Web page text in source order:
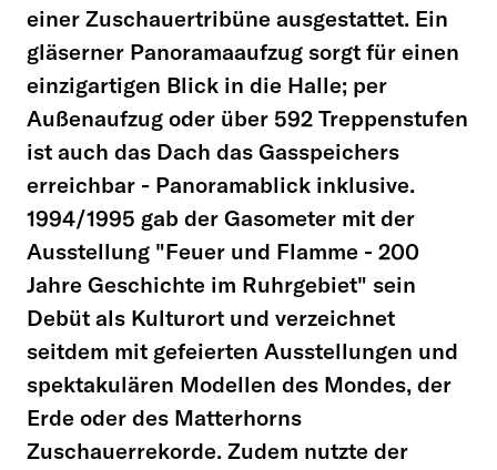
einer Zuschauertribüne ausgestattet. Ein
gläserner Panoramaaufzug sorgt für einen
einzigartigen Blick in die Halle; per
Außenauf­zug oder über 592 Treppenstufen
ist auch das Dach das Gasspeichers
erreichbar - Panoramablick inklusive.
1994/1995 gab der Gasometer mit der
Ausstellung "Feuer und Flamme - 200
Jahre Geschichte im Ruhrgebiet" sein
Debüt als Kulturort und verzeichnet
seitdem mit gefeierten Ausstellungen und
spektakulären Modellen des Mondes, der
Erde oder des Matterhorns
Zuschauerrekorde. Zudem nutzte der